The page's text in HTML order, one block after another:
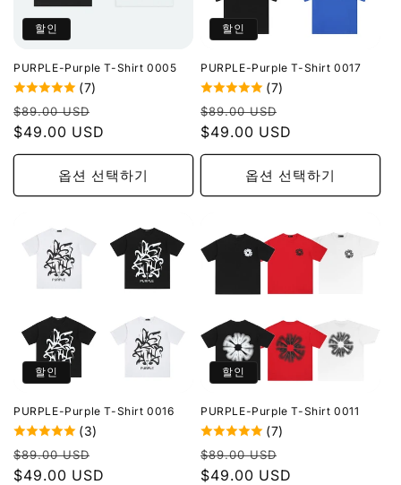
할인
PURPLE-Purple T-Shirt 0005
(7)
정
가
$89.00 USD
인
가
$49.00 USD
옵션 선택하기
할인
PURPLE-Purple T-Shirt 0017
(7)
정
가
$89.00 USD
인
가
$49.00 USD
옵션 선택하기
할인
PURPLE-Purple T-Shirt 0016
(3)
정
가
$89.00 USD
인
$49.00 USD
할인
PURPLE-Purple T-Shirt 0011
(7)
정
가
$89.00 USD
인
$49.00 USD